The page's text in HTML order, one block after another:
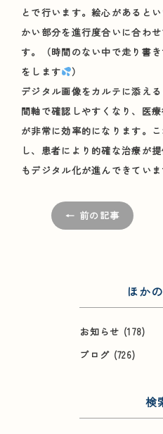
とで行います。絵心があると
かい部分を進行度合いに合わ
す。（時間のない中で走り書
をします
）
デジタル画像をカルテに添え
間軸で確認しやすくなり、医
が非常に効率的になります。
し、患者により的確な治療が
もデジタル化が進んできていま
← 前の記事
ほか
お知らせ (178)
ブログ (726)
検